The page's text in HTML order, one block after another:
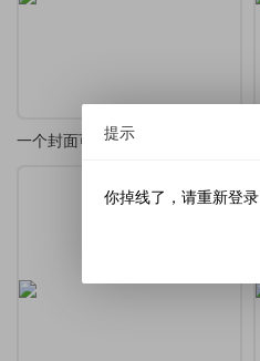
提示
你掉线了，请重新登录